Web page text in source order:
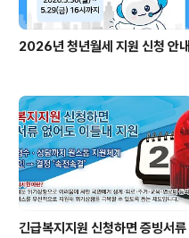
2026년 청년월세 지원 신청 안내
긴급복지지원 신청하면 증빙서류